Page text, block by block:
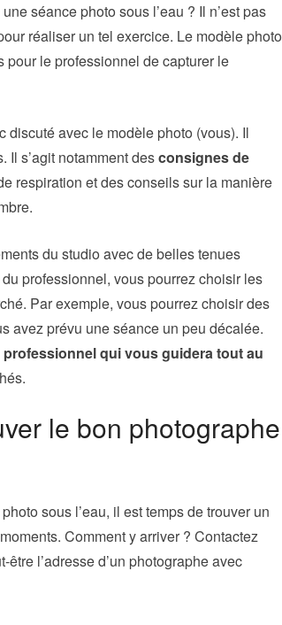
séance photo sous l’eau ? Il n’est pas
réaliser un tel exercice. Le modèle photo
pour le professionnel de capturer le
avec le modèle photo (vous). Il
s’agit notamment desconsignes de
respiration et des conseils sur la manière
du studio avec de belles tenues
professionnel, vous pourrez choisir les
Par exemple, vous pourrez choisir des
avez prévu une séance un peu décalée.
professionnel qui vous guidera tout au
le bon photographe
sous l’eau, il est temps de trouver un
Comment y arriver ? Contactez
être l’adresse d’un photographe avec